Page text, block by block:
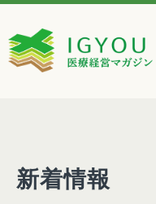
新着情報